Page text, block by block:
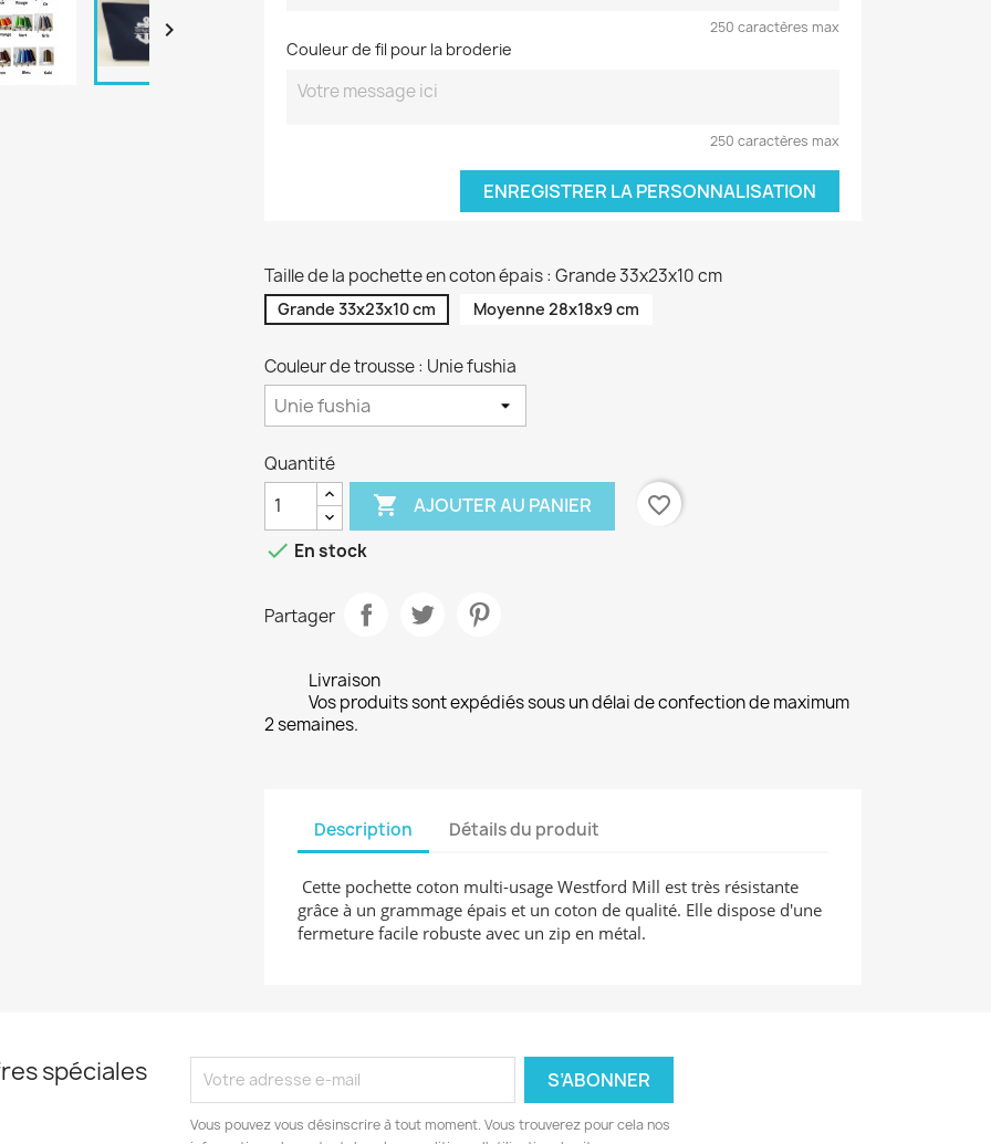
 250 caractères max
Couleur de fil pour la broderie
250 caractères max
ENREGISTRER LA PERSONNALISATION
Taille de la pochette en coton épais : Grande 33x23x10 cm
Grande 33x23x10 cm Moyenne 28x18x9 cm
Couleur de trousse : Unie fushia
Quantité
 AJOUTER AU PANIER
favorite_border
 En stock
Partager
Livraison
Vos produits sont expédiés sous un délai de confection de maximum
2 semaines.
Description Détails du produit
Cette pochette coton multi-usage Westford Mill est très résistante
grâce à un grammage épais et un coton de qualité. Elle dispose d'une
fermeture facile robuste avec un zip en métal.
spéciales
Vous pouvez vous désinscrire à tout moment. Vous trouverez pour cela nos